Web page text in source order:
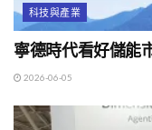
科技與產業
寧德時代看好儲能
2026-06-05